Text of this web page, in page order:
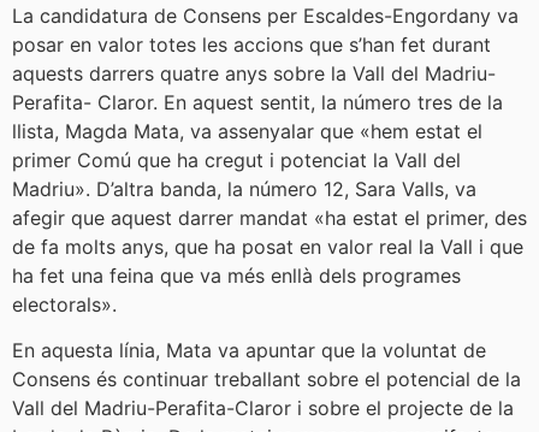
La candidatura de Consens per Escaldes-Engordany va
posar en valor totes les accions que s’han fet durant
aquests darrers quatre anys sobre la Vall del Madriu-
Perafita- Claror. En aquest sentit, la número tres de la
llista, Magda Mata, va assenyalar que «hem estat el
primer Comú que ha cregut i potenciat la Vall del
Madriu». D’altra banda, la número 12, Sara Valls, va
afegir que aquest darrer mandat «ha estat el primer, des
de fa molts anys, que ha posat en valor real la Vall i que
ha fet una feina que va més enllà dels programes
electorals».
En aquesta línia, Mata va apuntar que la voluntat de
Consens és continuar treballant sobre el potencial de la
Vall del Madriu-Perafita-Claror i sobre el projecte de la